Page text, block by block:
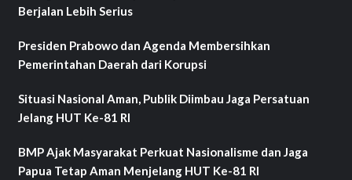
Berjalan Lebih Serius
Presiden Prabowo dan Agenda Membersihkan
Pemerintahan Daerah dari Korupsi
Situasi Nasional Aman, Publik Diimbau Jaga Persatuan
Jelang HUT Ke-81 RI
BMP Ajak Masyarakat Perkuat Nasionalisme dan Jaga
Papua Tetap Aman Menjelang HUT Ke-81 RI